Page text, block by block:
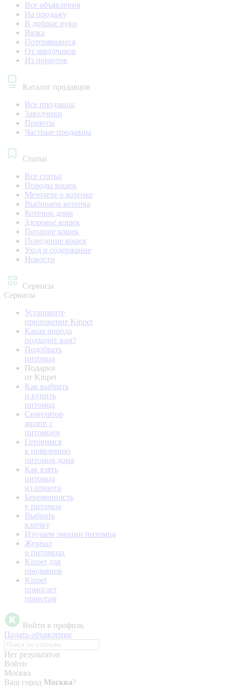
Все объявления
На продажу
В добрые руки
Вязка
Потерявшиеся
От заводчиков
Из приютов
Каталог продавцов
Все продавцы
Заводчики
Приюты
Частные продавцы
Статьи
Все статьи
Породы кошек
Мечтаете о котенке
Выбираем котенка
Котенок дома
Здоровье кошек
Питание кошек
Поведение кошек
Уход и содержание
Новости
Сервисы
Сервисы
Установите
приложение Kinpet
Какая порода
подходит вам?
Подобрать
питомца
Подарки
от Kinpet
Как выбрать
и купить
питомца
Симулятор
жизни с
питомцем
Готовимся
к появлению
питомца дома
Как взять
питомца
из приюта
Беременность
у питомца
Выбрать
кличку
Изучаем эмоции питомца
Журнал
о питомцах
Kinpet для
продавцов
Kinpet
помогает
приютам
Войти в профиль
Подать объявление
Нет результатов
Войти
Москва
Ваш город Москва?